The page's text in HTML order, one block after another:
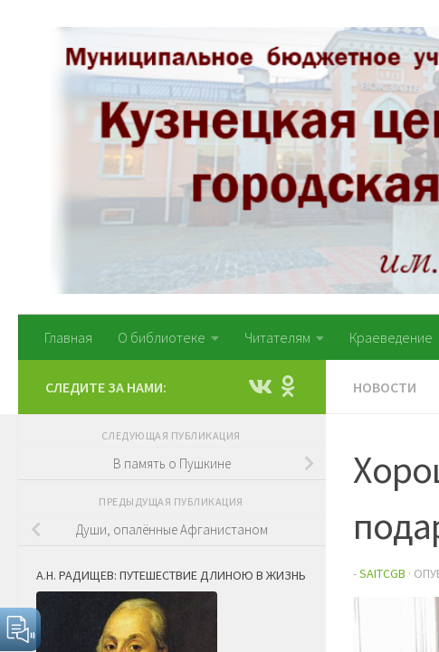
Перейти к содержимому
Главная О библиотеке Читателям Краеведение
НОВОСТИ
-SAITCGB ·
СЛЕДИТЕ ЗА НАМИ:
СЛЕДУЮЩАЯ ПУБЛИКАЦИЯ
В память о Пушкине
ПРЕДЫДУЩАЯ ПУБЛИКАЦИЯ
Души, опалённые Афганистаном
А.Н. РАДИЩЕВ: ПУТЕШЕСТВИЕ ДЛИНОЮ В ЖИЗНЬ